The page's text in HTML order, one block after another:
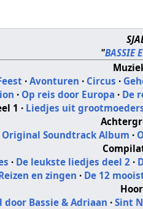
"BASSIE
· Avonturen · Circus ·
· Op reis door Europa · De
1 · Liedjes uit
Original Soundtrack Album ·
· De leukste liedjes deel 2 ·
en zingen · De 12
Bassie & Adriaan · Sint